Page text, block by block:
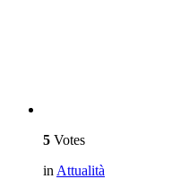
5 Votes
inAttualità